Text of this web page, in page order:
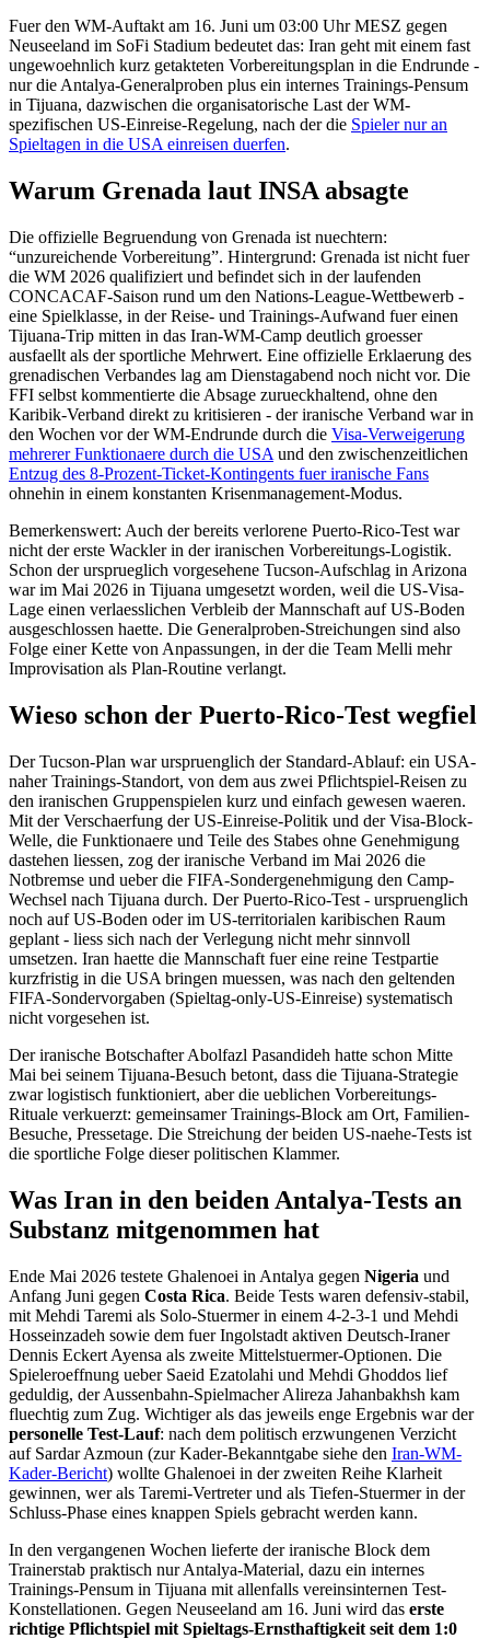
Fuer den WM-Auftakt am 16. Juni um 03:00 Uhr MESZ gegen
Neuseeland im SoFi Stadium bedeutet das: Iran geht mit einem fast
ungewoehnlich kurz getakteten Vorbereitungsplan in die Endrunde -
nur die Antalya-Generalproben plus ein internes Trainings-Pensum
in Tijuana, dazwischen die organisatorische Last der WM-
spezifischen US-Einreise-Regelung, nach der die Spieler nur an
Spieltagen in die USA einreisen duerfen.
Warum Grenada laut INSA absagte
Die offizielle Begruendung von Grenada ist nuechtern:
“unzureichende Vorbereitung”. Hintergrund: Grenada ist nicht fuer
die WM 2026 qualifiziert und befindet sich in der laufenden
CONCACAF-Saison rund um den Nations-League-Wettbewerb -
eine Spielklasse, in der Reise- und Trainings-Aufwand fuer einen
Tijuana-Trip mitten in das Iran-WM-Camp deutlich groesser
ausfaellt als der sportliche Mehrwert. Eine offizielle Erklaerung des
grenadischen Verbandes lag am Dienstagabend noch nicht vor. Die
FFI selbst kommentierte die Absage zurueckhaltend, ohne den
Karibik-Verband direkt zu kritisieren - der iranische Verband war in
den Wochen vor der WM-Endrunde durch die Visa-Verweigerung
mehrerer Funktionaere durch die USA und den zwischenzeitlichen
Entzug des 8-Prozent-Ticket-Kontingents fuer iranische Fans
ohnehin in einem konstanten Krisenmanagement-Modus.
Bemerkenswert: Auch der bereits verlorene Puerto-Rico-Test war
nicht der erste Wackler in der iranischen Vorbereitungs-Logistik.
Schon der ursprueglich vorgesehene Tucson-Aufschlag in Arizona
war im Mai 2026 in Tijuana umgesetzt worden, weil die US-Visa-
Lage einen verlaesslichen Verbleib der Mannschaft auf US-Boden
ausgeschlossen haette. Die Generalproben-Streichungen sind also
Folge einer Kette von Anpassungen, in der die Team Melli mehr
Improvisation als Plan-Routine verlangt.
Wieso schon der Puerto-Rico-Test wegfiel
Der Tucson-Plan war urspruenglich der Standard-Ablauf: ein USA-
naher Trainings-Standort, von dem aus zwei Pflichtspiel-Reisen zu
den iranischen Gruppenspielen kurz und einfach gewesen waeren.
Mit der Verschaerfung der US-Einreise-Politik und der Visa-Block-
Welle, die Funktionaere und Teile des Stabes ohne Genehmigung
dastehen liessen, zog der iranische Verband im Mai 2026 die
Notbremse und ueber die FIFA-Sondergenehmigung den Camp-
Wechsel nach Tijuana durch. Der Puerto-Rico-Test - urspruenglich
noch auf US-Boden oder im US-territorialen karibischen Raum
geplant - liess sich nach der Verlegung nicht mehr sinnvoll
umsetzen. Iran haette die Mannschaft fuer eine reine Testpartie
kurzfristig in die USA bringen muessen, was nach den geltenden
FIFA-Sondervorgaben (Spieltag-only-US-Einreise) systematisch
nicht vorgesehen ist.
Der iranische Botschafter Abolfazl Pasandideh hatte schon Mitte
Mai bei seinem Tijuana-Besuch betont, dass die Tijuana-Strategie
zwar logistisch funktioniert, aber die ueblichen Vorbereitungs-
Rituale verkuerzt: gemeinsamer Trainings-Block am Ort, Familien-
Besuche, Pressetage. Die Streichung der beiden US-naehe-Tests ist
die sportliche Folge dieser politischen Klammer.
Was Iran in den beiden Antalya-Tests an
Substanz mitgenommen hat
Ende Mai 2026 testete Ghalenoei in Antalya gegen Nigeria und
Anfang Juni gegen Costa Rica. Beide Tests waren defensiv-stabil,
mit Mehdi Taremi als Solo-Stuermer in einem 4-2-3-1 und Mehdi
Hosseinzadeh sowie dem fuer Ingolstadt aktiven Deutsch-Iraner
Dennis Eckert Ayensa als zweite Mittelstuermer-Optionen. Die
Spieleroeffnung ueber Saeid Ezatolahi und Mehdi Ghoddos lief
geduldig, der Aussenbahn-Spielmacher Alireza Jahanbakhsh kam
fluechtig zum Zug. Wichtiger als das jeweils enge Ergebnis war der
personelle Test-Lauf: nach dem politisch erzwungenen Verzicht
auf Sardar Azmoun (zur Kader-Bekanntgabe siehe den Iran-WM-
Kader-Bericht) wollte Ghalenoei in der zweiten Reihe Klarheit
gewinnen, wer als Taremi-Vertreter und als Tiefen-Stuermer in der
Schluss-Phase eines knappen Spiels gebracht werden kann.
In den vergangenen Wochen lieferte der iranische Block dem
Trainerstab praktisch nur Antalya-Material, dazu ein internes
Trainings-Pensum in Tijuana mit allenfalls vereinsinternen Test-
Konstellationen. Gegen Neuseeland am 16. Juni wird das erste
richtige Pflichtspiel mit Spieltags-Ernsthaftigkeit seit dem 1:0